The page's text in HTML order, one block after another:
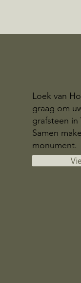
Loek van
graag om
grafsteen in
Samen
monument.